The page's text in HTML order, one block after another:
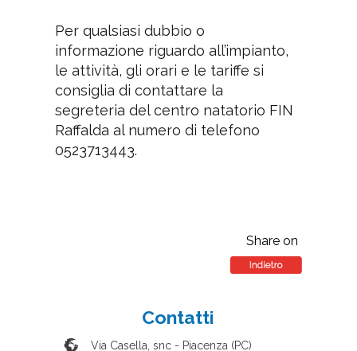
Per qualsiasi dubbio o
informazione riguardo all’impianto,
le attività, gli orari e le tariffe si
consiglia di contattare la
segreteria del centro natatorio FIN
Raffalda al numero di telefono
0523713443.
Share on
Contatti
Via Casella, snc- Piacenza (PC)